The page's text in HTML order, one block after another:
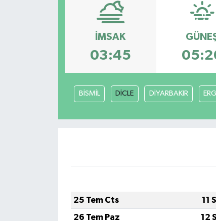
İMSAK
03:45
BİSMİL DİCLE DİYARBAKIR
25 Tem Cts
11
26 Tem Paz
12